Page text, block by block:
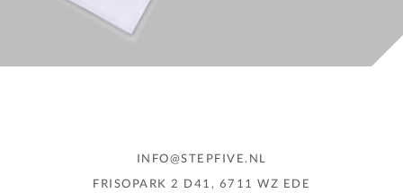
INFO@STEPFIVE.NL
FRISOPARK 2 D41, 6711 WZ EDE